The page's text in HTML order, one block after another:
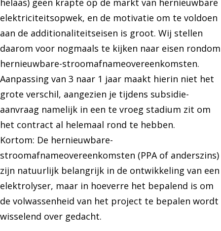
helaas) geen krapte op de markt van hernieuwbare
elektriciteitsopwek, en de motivatie om te voldoen
aan de additionaliteitseisen is groot. Wij stellen
daarom voor nogmaals te kijken naar eisen rondom
hernieuwbare-stroomafnameovereenkomsten.
Aanpassing van 3 naar 1 jaar maakt hierin niet het
grote verschil, aangezien je tijdens subsidie-
aanvraag namelijk in een te vroeg stadium zit om
het contract al helemaal rond te hebben.
Kortom: De hernieuwbare-
stroomafnameovereenkomsten (PPA of anderszins)
zijn natuurlijk belangrijk in de ontwikkeling van een
elektrolyser, maar in hoeverre het bepalend is om
de volwassenheid van het project te bepalen wordt
wisselend over gedacht.